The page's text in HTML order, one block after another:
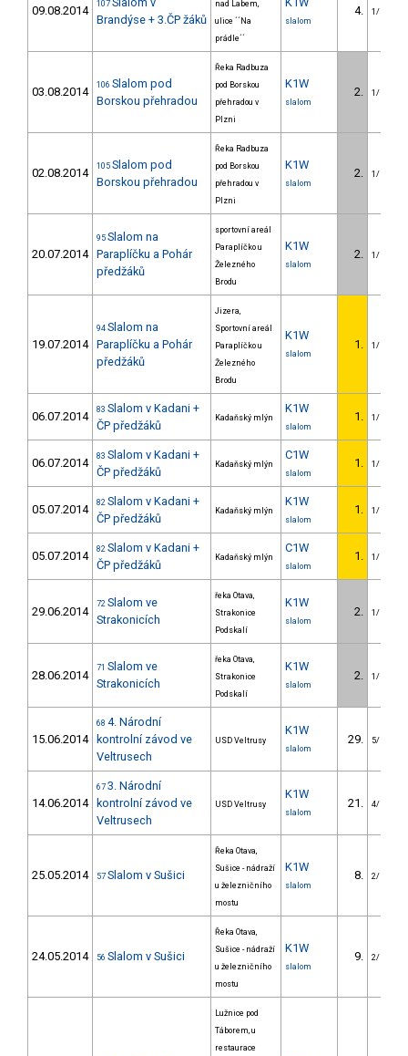
09.08.2014 107
Brandýse + 3.ČP žáků
nad Labem,
ulice ´´Na
prádle´´
slalom
4. 1/U23
03.08.2014 106 Slalom pod
Borskou přehradou
Řeka Radbuza
pod Borskou
přehradou v
Plzni
K1W
slalom
2. 1/U23
02.08.2014 105 Slalom pod
Borskou přehradou
Řeka Radbuza
pod Borskou
přehradou v
Plzni
K1W
slalom
2. 1/U23
20.07.2014
95 Slalom na
Paraplíčku a Pohár
předžáků
sportovní areál
Paraplíčko u
Železného
Brodu
K1W
slalom
2. 1/U23
19.07.2014
94 Slalom na
Paraplíčku a Pohár
předžáků
Jizera,
Sportovní areál
Paraplíčko u
Železného
Brodu
K1W
slalom
1. 1/U23
06.07.2014 83 Slalom v Kadani +
ČP předžáků
Kadaňský mlýn
K1W
slalom
1. 1/U23
06.07.2014 83 Slalom v Kadani +
ČP předžáků
Kadaňský mlýn
C1W
slalom
1. 1/U23
05.07.2014 82 Slalom v Kadani +
ČP předžáků
Kadaňský mlýn
K1W
slalom
1. 1/U23
05.07.2014 82 Slalom v Kadani +
ČP předžáků
Kadaňský mlýn
C1W
slalom
1. 1/U23
29.06.2014
72 Slalom ve
Strakonicích
řeka Otava,
Strakonice
Podskalí
K1W
slalom
2. 1/U23
28.06.2014
71 Slalom ve
Strakonicích
řeka Otava,
Strakonice
Podskalí
K1W
slalom
2. 1/U23
15.06.2014
68 4. Národní
kontrolní závod ve
Veltrusech
USD Veltrusy
K1W
slalom
29. 5/U23
14.06.2014
67 3. Národní
kontrolní závod ve
Veltrusech
USD Veltrusy
K1W
slalom
21. 4/U23
25.05.2014 57 Slalom v Sušici
Řeka Otava,
Sušice - nádraží
u železničního
mostu
K1W
slalom
8. 2/U23
24.05.2014 56 Slalom v Sušici
Řeka Otava,
Sušice - nádraží
u železničního
mostu
K1W
slalom
9. 2/U23
Lužnice pod
Táborem, u
restaurace